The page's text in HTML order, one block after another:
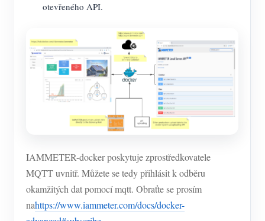
otevřeného API.
IAMMETER-docker poskytuje zprostředkovatele
MQTT uvnitř. Můžete se tedy přihlásit k odběru
okamžitých dat pomocí mqtt. Obraťte se prosím
nahttps://www.iammeter.com/docs/docker-